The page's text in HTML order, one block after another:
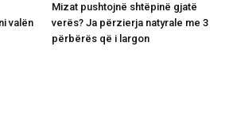
valën
Mizat pushtojnë shtëpinë gjatë
verës? Ja përzierja natyrale me 3
përbërës që i largon